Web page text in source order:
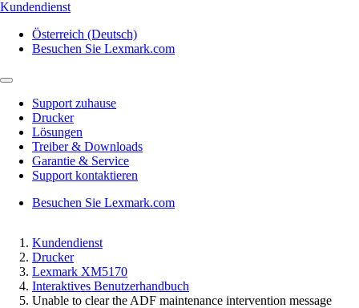
Kundendienst
Österreich (Deutsch)
Besuchen Sie Lexmark.com
Support zuhause
Drucker
Lösungen
Treiber & Downloads
Garantie & Service
Support kontaktieren
Besuchen Sie Lexmark.com
Kundendienst
Drucker
Lexmark XM5170
Interaktives Benutzerhandbuch
Unable to clear the ADF maintenance intervention message